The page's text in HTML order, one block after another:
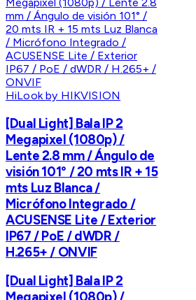
HiLook by HIKVISION
[Dual Light] Bala IP 2
Megapixel (1080p) /
Lente 2.8 mm / Ángulo de
visión 101° / 20 mts IR + 15
mts Luz Blanca /
Micrófono Integrado /
ACUSENSE Lite / Exterior
IP67 / PoE / dWDR /
H.265+ / ONVIF
[Dual Light] Bala IP 2